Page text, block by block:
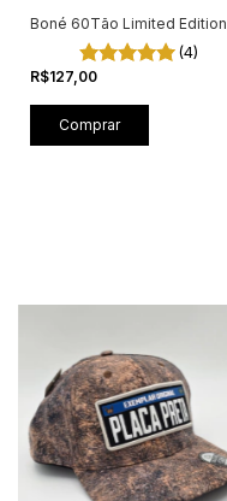
Boné 60Tão Limited Edition
(4)
R$127,00